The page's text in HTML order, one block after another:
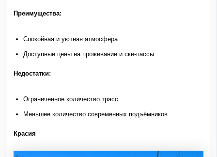
Преимущества:
Спокойная и уютная атмосфера.
Доступные цены на проживание и ски-пассы.
Недостатки:
Ограниченное количество трасс.
Меньшее количество современных подъёмников.
Красия